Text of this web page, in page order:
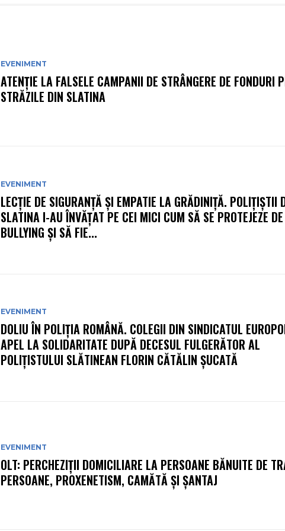
EVENIMENT
ATENȚIE LA FALSELE CAMPANII DE STRÂNGERE DE FONDURI
STRĂZILE DIN SLATINA
EVENIMENT
LECȚIE DE SIGURANȚĂ ȘI EMPATIE LA GRĂDINIȚĂ. POLIȚIȘTII
SLATINA I-AU ÎNVĂȚAT PE CEI MICI CUM SĂ SE PROTEJEZE DE
BULLYING ȘI SĂ FIE...
EVENIMENT
DOLIU ÎN POLIȚIA ROMÂNĂ. COLEGII DIN SINDICATUL
APEL LA SOLIDARITATE DUPĂ DECESUL FULGERĂTOR AL
POLIȚISTULUI SLĂTINEAN FLORIN CĂTĂLIN ȘUCATĂ
EVENIMENT
OLT: PERCHEZIŢII DOMICILIARE LA PERSOANE BĂNUITE DE
PERSOANE, PROXENETISM, CAMĂTĂ ŞI ŞANTAJ